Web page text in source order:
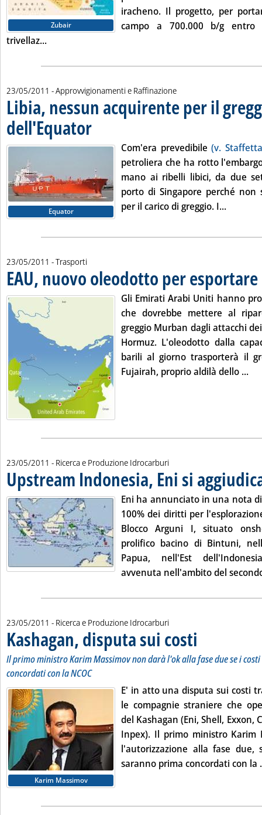
Zubair
iracheno. Il progetto, per
campo a 700.000 b/g
trivellaz...Leggi tutta la notizia: 'Eni incrementerà
23/05/2011 - Approvvigionamenti e Raffinazione
Libia, nessun acquirente per il
dell'Equator. Pubblicata lunedì 23 maggio 2011 alle 12.0.
Equator
Com'era prevedibile (v.
petroliera che ha rotto
mano ai ribelli libici, da due
porto di Singapore perché
per il carico di greggio. I...Leggi
23/05/2011 - Trasporti
EAU, nuovo oleodotto per
Gli Emirati Arabi Uniti hanno
che dovrebbe mettere al
greggio Murban dagli attacchi
Hormuz. L'oleodotto dalla
barili al giorno trasporterà il
Fujairah, proprio aldilà dello ...
23/05/2011 - Ricerca e Produzione Idrocarburi
Upstream Indonesia, Eni si
Eni ha annunciato in una nota
100% dei diritti per
Blocco Arguni I, situato
prolifico bacino di Bintuni,
Papua, nell'Est
avvenuta nell'ambito del
23/05/2011 - Ricerca e Produzione Idrocarburi
Kashagan, disputa sui costi
Il primo ministro Karim Massimov non darà l'ok alla fase due se i
concordati con la NCOC
Karim Massimov
E' in atto una disputa sui costi
le compagnie straniere che
del Kashagan (Eni, Shell, Exxon,
Inpex). Il primo ministro Karim
l'autorizzazione alla fase
saranno prima concordati con la